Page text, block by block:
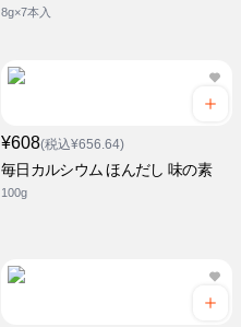
8g×7本入
¥608(税込¥656.64)
毎日カルシウム ほんだし 味の素
100g